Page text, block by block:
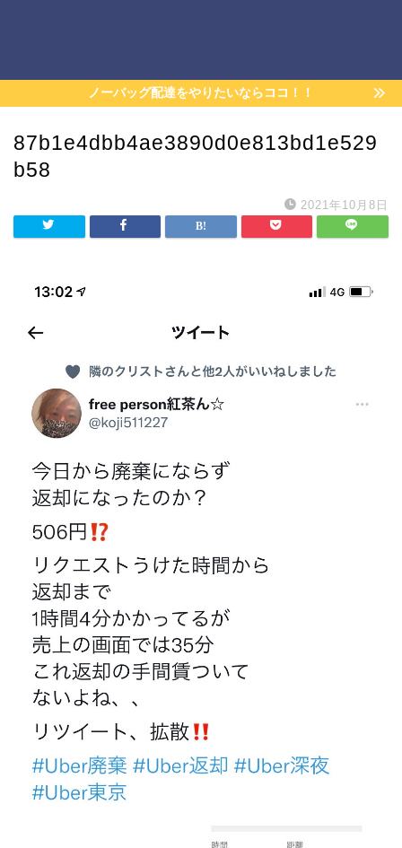
ノーバッグ配達をやりたいならココ！！
87b1e4dbb4ae3890d0e813bd1e529
b58
2021年10月8日